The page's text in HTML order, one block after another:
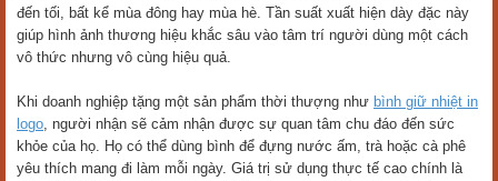
đến tối, bất kể mùa đông hay mùa hè. Tần suất xuất hiện dày đặc này
giúp hình ảnh thương hiệu khắc sâu vào tâm trí người dùng một cách
vô thức nhưng vô cùng hiệu quả.
Khi doanh nghiệp tặng một sản phẩm thời thượng như bình giữ nhiệt in
logo, người nhận sẽ cảm nhận được sự quan tâm chu đáo đến sức
khỏe của họ. Họ có thể dùng bình để đựng nước ấm, trà hoặc cà phê
yêu thích mang đi làm mỗi ngày. Giá trị sử dụng thực tế cao chính là